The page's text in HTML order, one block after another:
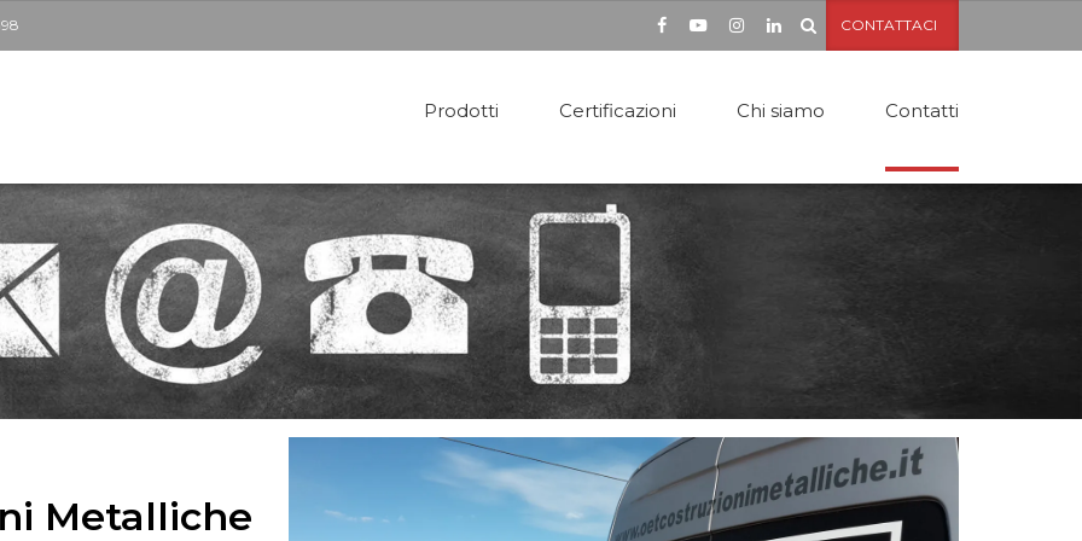
CONTATTACI
Prodotti
Soppalchi per esterni
Soppalchi per interni
Pareti Mobili
Tettoie
Capannoni
Passerelle in metallo
Scale Antincendio
Pensiline in ferro
Certificazioni Chi siamo Contatti
Metalliche